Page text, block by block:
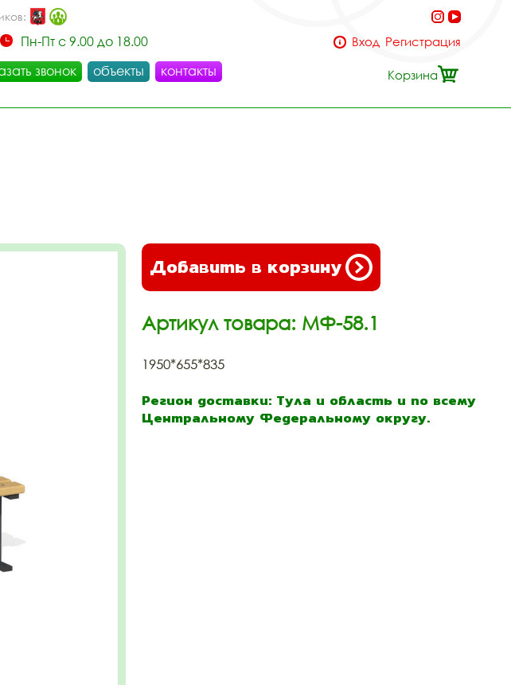
Пн-Пт с 9.00 до 18.00
звонок объекты контакты
Вход Регистрация
Корзина
Добавить в корзину
Артикул товара: МФ-58.1
1950*655*835
Регион доставки: Тула и область и по всему
Центральному Федеральному округу.